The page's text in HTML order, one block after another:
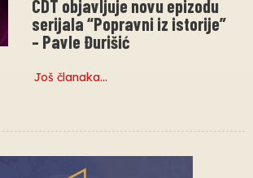
CDT objavljuje novu epizodu
serijala “Popravni iz istorije”
– Pavle Đurišić
Još članaka…